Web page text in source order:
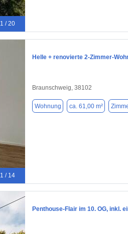
1 / 20
1 / 14
Helle + renovierte 2-Zimmer-
Braunschweig, 38102
Wohnung ca. 61,00 m²
Penthouse-Flair im 10. OG, inkl.